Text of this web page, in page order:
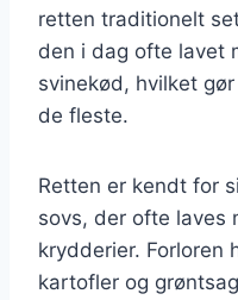
retten traditionelt
den i dag ofte lavet
svinekød, hvilket
de fleste.
Retten er kendt for
sovs, der ofte laves
krydderier. Forloren
kartofler og